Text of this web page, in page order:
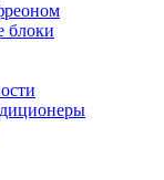
блоки